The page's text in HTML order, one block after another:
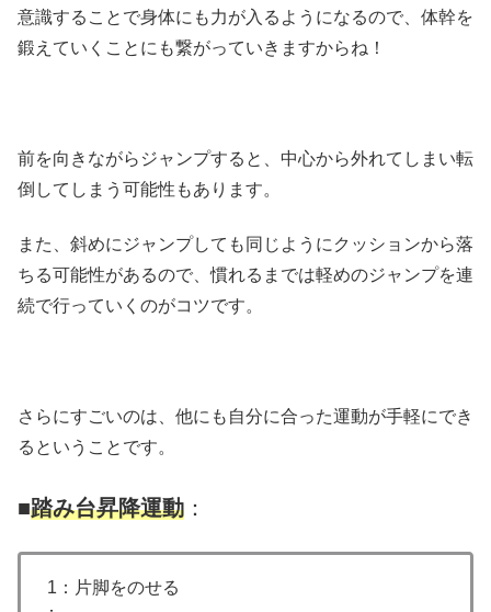
意識することで身体にも力が入るようになるので、体幹を
鍛えていくことにも繋がっていきますからね！
前を向きながらジャンプすると、中心から外れてしまい転
倒してしまう可能性もあります。
また、斜めにジャンプしても同じようにクッションから落
ちる可能性があるので、慣れるまでは軽めのジャンプを連
続で行っていくのがコツです。
さらにすごいのは、他にも自分に合った運動が手軽にでき
るということです。
■踏み台昇降運動 ：
1：片脚をのせる